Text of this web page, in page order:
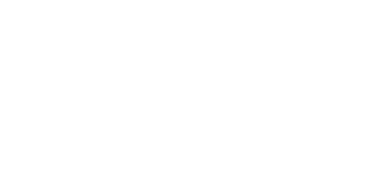
Emergência, mas têm de ter, segundo um despacho de 2014, uma
Estas formações são obrigatórias por lei, mas, neste
no sentido da estabilização dos recursos médicos, da sua
Os profissionais ficam cansados ao fim de algum
na carreira, diferenciando-me, quem faz urgências
é suficiente. Como olha para essa posição?
desconhecimento da realidade. Faço parte do Colégio da
(sobretudo Anestesiologia e Medicina Interna) e são básicos,
às urgências não são reais urgências.
com nova regras do registo, alerta associação
níveis elevados de Lp(a), revela estudo